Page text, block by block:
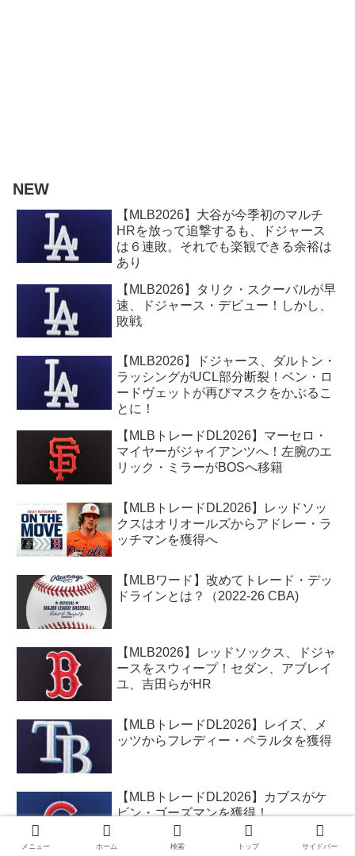
NEW
【MLB2026】大谷が今季初のマルチ
HRを放って追撃するも、ドジャース
は６連敗。それでも楽観できる余裕は
あり
【MLB2026】タリク・スクーバルが早
速、ドジャース・デビュー！しかし、
敗戦
【MLB2026】ドジャース、ダルトン・
ラッシングがUCL部分断裂！ベン・ロ
ードヴェットが再びマスクをかぶるこ
とに！
【MLBトレードDL2026】マーセロ・
マイヤーがジャイアンツへ！左腕のエ
リック・ミラーがBOSへ移籍
【MLBトレードDL2026】レッドソッ
クスはオリオールズからアドレー・ラ
ッチマンを獲得へ
【MLBワード】改めてトレード・デッ
ドラインとは？（2022-26 CBA)
【MLB2026】レッドソックス、ドジャ
ースをスウィープ！セダン、アブレイ
ユ、吉田らがHR
【MLBトレードDL2026】レイズ、メ
ッツからフレディー・ペラルタを獲得
【MLBトレードDL2026】カブスがケ
ビン・ゴーズマンを獲得！
メニュー ホーム 検索 トップ サイドバー